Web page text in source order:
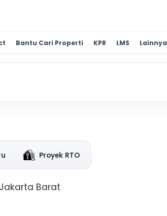
Bantu Cari Properti KPR LMS Lainnya
Proyek RTO
Barat